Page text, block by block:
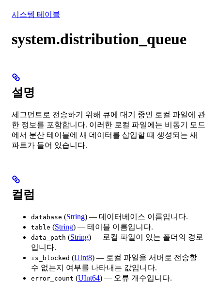
시스템 테이블
system.distribution_queue
설명
세그먼트로 전송하기 위해 큐에 대기 중인 로컬 파일에 관
한 정보를 포함합니다. 이러한 로컬 파일에는 비동기 모드
에서 분산 테이블에 새 데이터를 삽입할 때 생성되는 새
파트가 들어 있습니다.
컬럼
database (String) — 데이터베이스 이름입니다.
table (String) — 테이블 이름입니다.
data_path (String) — 로컬 파일이 있는 폴더의 경로
입니다.
is_blocked (UInt8) — 로컬 파일을 서버로 전송할
수 없는지 여부를 나타내는 값입니다.
error_count (UInt64) — 오류 개수입니다.